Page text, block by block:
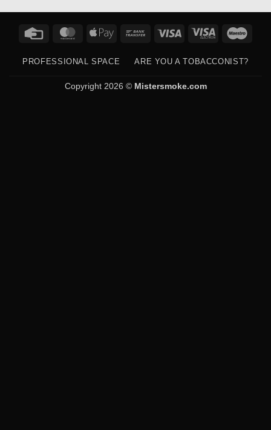
Credit
MasterCardApple
Bank
Visa
Visa
PROFESSIONAL SPACE ARE YOU A TOBACCONIST?
Copyright 2026 © Mistersmoke.com